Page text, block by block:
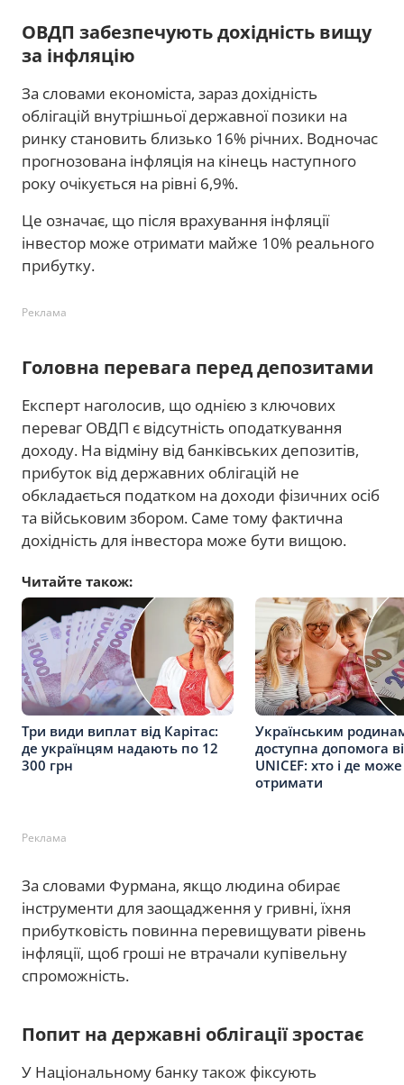
ОВДП забезпечують дохідність вищу
за інфляцію
За словами економіста, зараз дохідність
облігацій внутрішньої державної позики на
ринку становить близько 16% річних. Водночас
прогнозована інфляція на кінець наступного
року очікується на рівні 6,9%.
Це означає, що після врахування інфляції
інвестор може отримати майже 10% реального
прибутку.
Реклама
Головна перевага перед депозитами
Експерт наголосив, що однією з ключових
переваг ОВДП є відсутність оподаткування
доходу. На відміну від банківських депозитів,
прибуток від державних облігацій не
обкладається податком на доходи фізичних осіб
та військовим збором. Саме тому фактична
дохідність для інвестора може бути вищою.
Читайте також:
Три види виплат від Карітас:
де українцям надають по 12
300 грн
Українським
доступна допомога
UNICEF: хто і де може
отримати
Реклама
За словами Фурмана, якщо людина обирає
інструменти для заощадження у гривні, їхня
прибутковість повинна перевищувати рівень
інфляції, щоб гроші не втрачали купівельну
спроможність.
Попит на державні облігації зростає
У Національному банку також фіксують